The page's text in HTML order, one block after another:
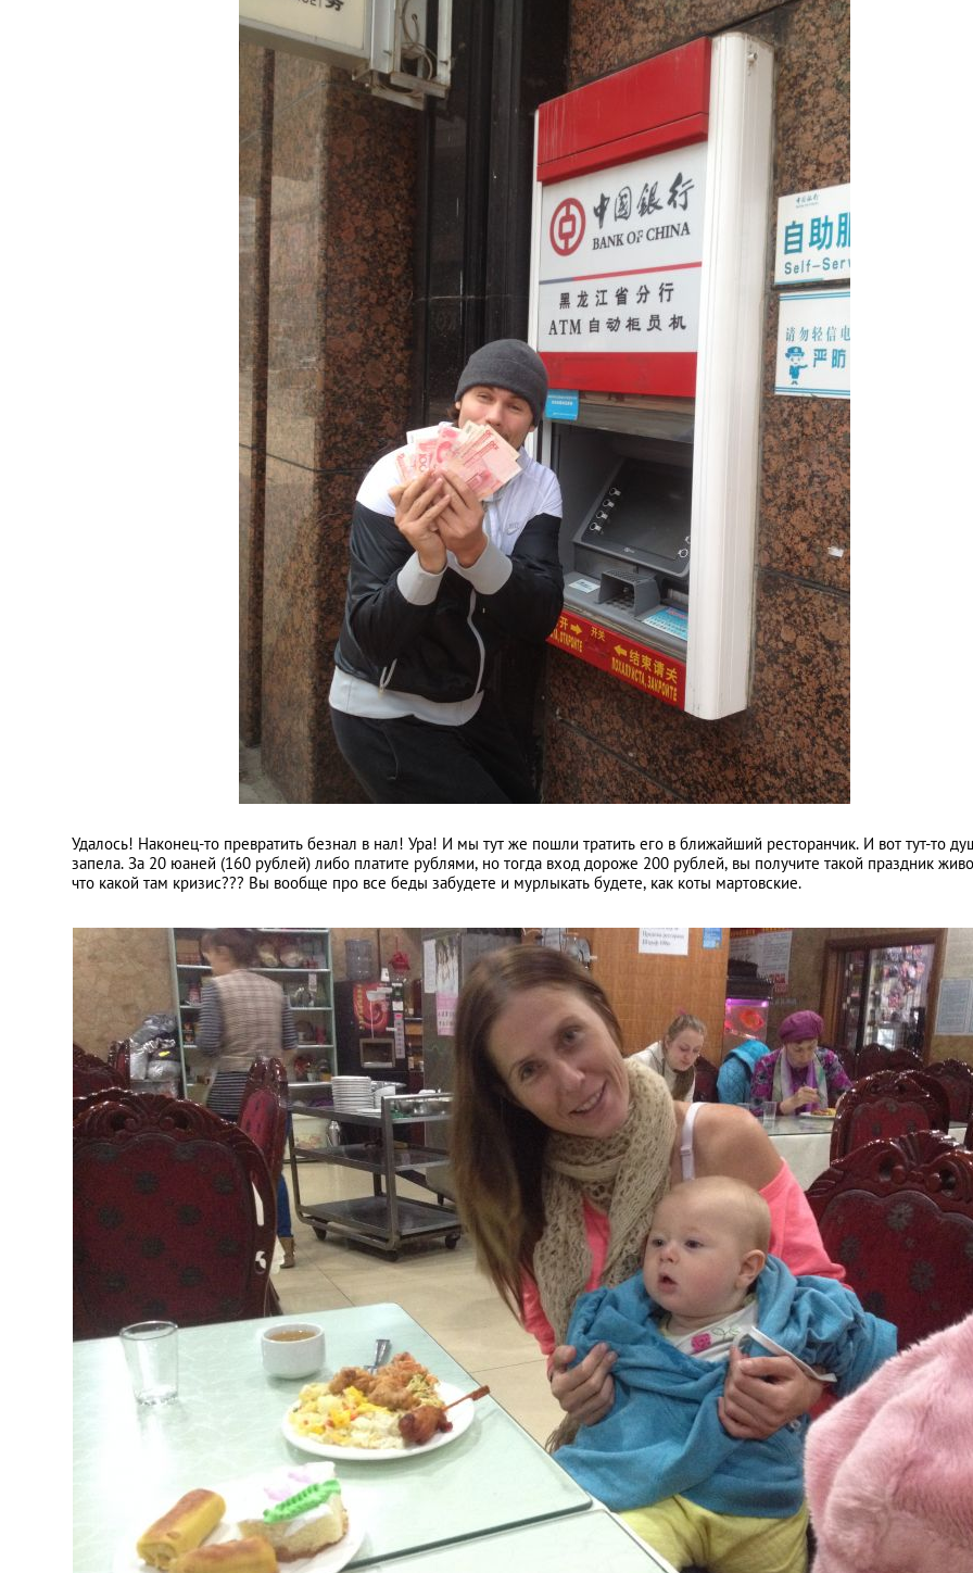
Удалось! Наконец-то превратить безнал в нал! Ура! И мы тут же пошли тратить его в ближайший ресторанчик. И вот тут-то
запела. За 20 юаней (160 рублей) либо платите рублями, но тогда вход дороже 200 рублей, вы получите такой праздник
что какой там кризис??? Вы вообще про все беды забудете и мурлыкать будете, как коты мартовские.